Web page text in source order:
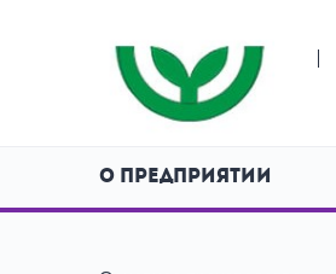
О ПРЕДПРИЯТИИ